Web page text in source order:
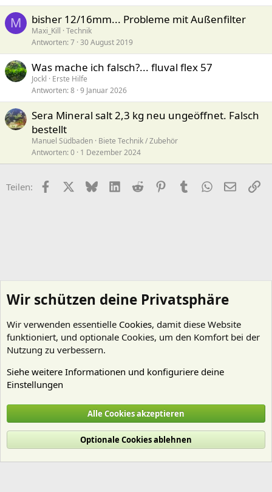
M bisher 12/16mm... Probleme mit Außenfilter
Maxi_Kill Technik
Antworten 7 30 August 2019
Was mache ich falsch?... fluval flex 57
Jockl
Erste Hilfe
Antworten 8 9 Januar 2026
Sera Mineral salt 2,3 kg neu ungeöffnet. Falsch
bestellt
Manuel Südbaden Biete Technik / Zubehör
Antworten 0 1 Dezember 2024
Teilen: FacebookX (Twitter)
BlueskyLinkedIn
Reddit PinterestTumblr WhatsApp
E-Mail
Cookies
Deutsch (Du)
Nutzungsbedingungen
Datenschutz Hilfe und Impressum
R
Wir schützen deine Privatsphäre
Wir verwenden essentielle Cookies, damit diese Website
funktioniert, und optionale Cookies, um den Komfort bei der
Nutzung zu verbessern.
Siehe weitere Informationen und konfiguriere deine
Einstellungen
Alle Cookies akzeptieren
Optionale Cookies ablehnen